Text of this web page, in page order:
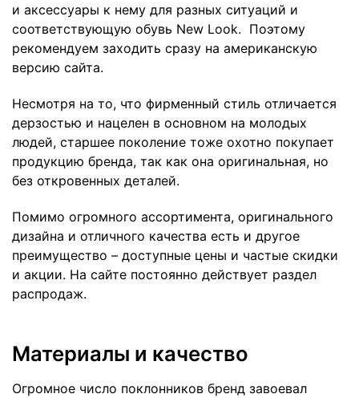
и аксессуары к нему для разных ситуаций и
соответствующую обувь New Look. Поэтому
рекомендуем заходить сразу на американскую
версию сайта.
Несмотря на то, что фирменный стиль отличается
дерзостью и нацелен в основном на молодых
людей, старшее поколение тоже охотно покупает
продукцию бренда, так как она оригинальная, но
без откровенных деталей.
Помимо огромного ассортимента, оригинального
дизайна и отличного качества есть и другое
преимущество – доступные цены и частые скидки
и акции. На сайте постоянно действует раздел
распродаж.
Материалы и качество
Огромное число поклонников бренд завоевал